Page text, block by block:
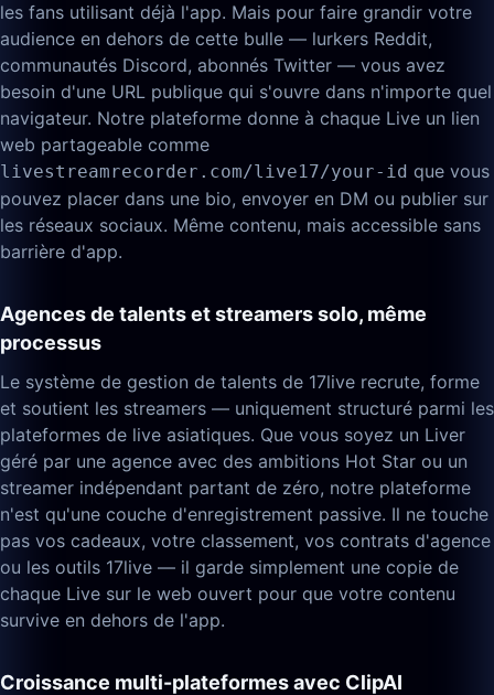
les fans utilisant déjà l'app. Mais pour faire grandir votre
audience en dehors de cette bulle — lurkers Reddit,
communautés Discord, abonnés Twitter — vous avez
besoin d'une URL publique qui s'ouvre dans n'importe quel
navigateur. Notre plateforme donne à chaque Live un lien
web partageable comme
livestreamrecorder.com/live17/your-id que vous
pouvez placer dans une bio, envoyer en DM ou publier sur
les réseaux sociaux. Même contenu, mais accessible sans
barrière d'app.
Agences de talents et streamers solo, même
processus
Le système de gestion de talents de 17live recrute, forme
et soutient les streamers — uniquement structuré parmi les
plateformes de live asiatiques. Que vous soyez un Liver
géré par une agence avec des ambitions Hot Star ou un
streamer indépendant partant de zéro, notre plateforme
n'est qu'une couche d'enregistrement passive. Il ne touche
pas vos cadeaux, votre classement, vos contrats d'agence
ou les outils 17live — il garde simplement une copie de
chaque Live sur le web ouvert pour que votre contenu
survive en dehors de l'app.
Croissance multi-plateformes avec ClipAI